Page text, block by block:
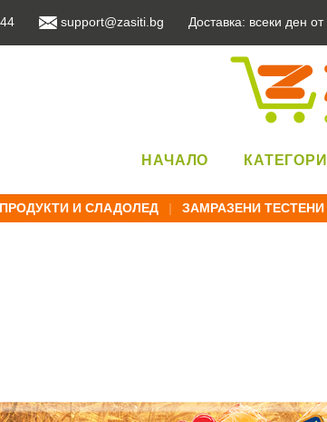
support@zasiti.bg Доставка: всеки ден
НАЧАЛО
И СЛАДОЛЕД | ЗАМРАЗЕНИ ТЕСТЕНИ